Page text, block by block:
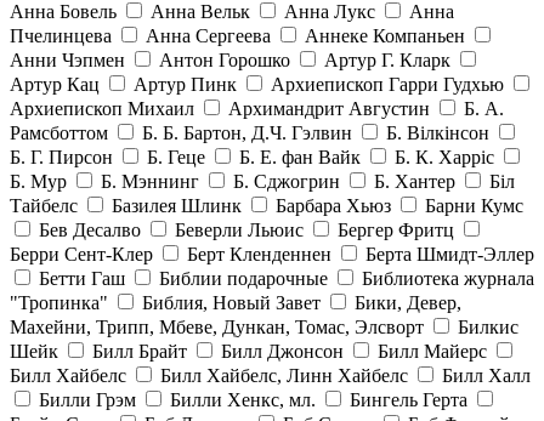
Анна Бовель
Анна Вельк Анна Лукс
Анна
Пчелинцева
Анна Сергеева
Аннеке Компаньен
Анни Чэпмен
Антон Горошко
Артур Г. Кларк
Артур Кац
Артур Пинк
Архиепископ Гарри Гудхью
Архиепископ Михаил
Архимандрит Августин
Б. А.
Рамсботтом
Б. Б. Бартон, Д.Ч. Гэлвин
Б. Вілкінсон
Б. Г. Пирсон
Б. Геце Б. Е. фан Вайк
Б. К. Харріс
Б. Мур
Б. Мэннинг Б. Сджогрин Б. Хантер
Біл
Тайбелс
Базилея Шлинк Барбара Хьюз
Барни Кумс
Бев Десалво
Беверли Льюис
Бергер Фритц
Берри Сент-Клер
Берт Кленденнен
Берта Шмидт-Эллер
Бетти Гаш
Библии подарочные
Библиотека журнала
"Тропинка"
Библия, Новый Завет
Бики, Девер,
Махейни, Трипп, Мбеве, Дункан, Томас, Элсворт
Билкис
Шейк
Билл Брайт Билл Джонсон
Билл Майерс
Билл Хайбелс
Билл Хайбелс, Линн Хайбелс
Билл Халл
Билли Грэм
Билли Хенкс, мл.
Бингель Герта